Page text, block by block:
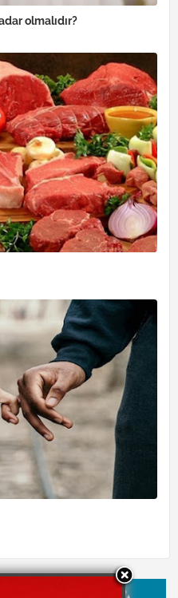
olmalıdır?